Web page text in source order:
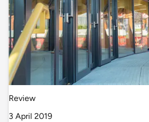
Review
3 April 2019